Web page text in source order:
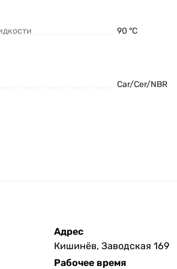
90 °C
Car/Cer/NBR
Адрес
Кишинёв, Заводская 169
Рабочее время